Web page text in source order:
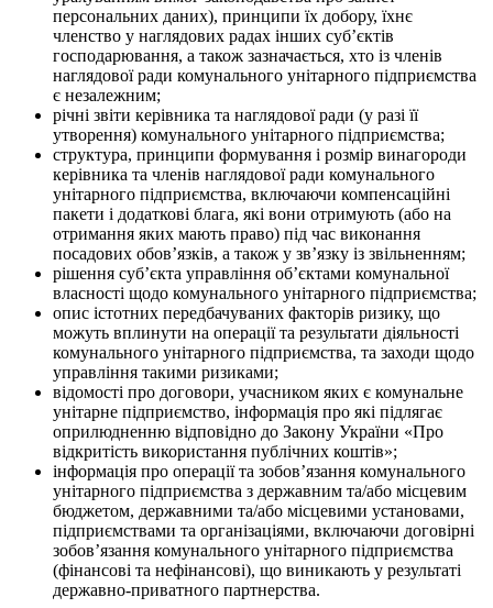
персональних даних), принципи їх добору, їхнє
членство у наглядових радах інших суб’єктів
господарювання, а також зазначається, хто із членів
наглядової ради комунального унітарного підприємства
є незалежним;
річні звіти керівника та наглядової ради (у разі її
утворення) комунального унітарного підприємства;
структура, принципи формування і розмір винагороди
керівника та членів наглядової ради комунального
унітарного підприємства, включаючи компенсаційні
пакети і додаткові блага, які вони отримують (або на
отримання яких мають право) під час виконання
посадових обов’язків, а також у зв’язку із звільненням;
рішення суб’єкта управління об’єктами комунальної
власності щодо комунального унітарного підприємства;
опис істотних передбачуваних факторів ризику, що
можуть вплинути на операції та результати діяльності
комунального унітарного підприємства, та заходи щодо
управління такими ризиками;
відомості про договори, учасником яких є комунальне
унітарне підприємство, інформація про які підлягає
оприлюдненню відповідно до Закону України «Про
відкритість використання публічних коштів»;
інформація про операції та зобов’язання комунального
унітарного підприємства з державним та/або місцевим
бюджетом, державними та/або місцевими установами,
підприємствами та організаціями, включаючи договірні
зобов’язання комунального унітарного підприємства
(фінансові та нефінансові), що виникають у результаті
державно-приватного партнерства.